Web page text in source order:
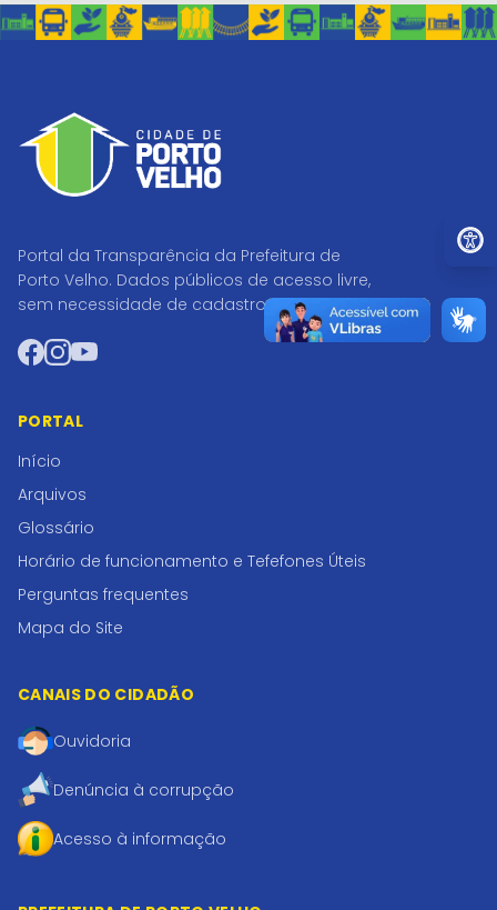
Portal da Transparência da Prefeitura de
Porto Velho. Dados públicos de acesso livre,
sem necessidade de cadastro.
Facebook
Instagram
YouTube
PORTAL
Início
Arquivos
Glossário
Horário de funcionamento e Tefefones Úteis
Perguntas frequentes
Mapa do Site
CANAIS DO CIDADÃO
Ouvidoria
Denúncia à corrupção
Acesso à informação
Ir